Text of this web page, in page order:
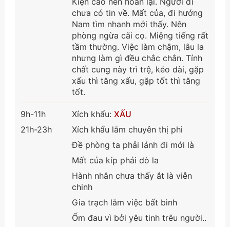
chưa có tin về. Mất của, đi hướng
Nam tìm nhanh mới thấy. Nên
phòng ngừa cãi cọ. Miệng tiếng rất
tầm thường. Việc làm chậm, lâu la
nhưng làm gì đều chắc chắn. Tính
chất cung này trì trệ, kéo dài, gặp
xấu thì tăng xấu, gặp tốt thì tăng
tốt.
9h-11h
21h-23h
Xích khẩu: XẤU
Xích khẩu lắm chuyên thị phi
Đề phòng ta phải lánh đi mới là
Mất của kíp phải dò la
Hành nhân chưa thấy ắt là viễn
chinh
Gia trạch lắm việc bất bình
Ốm đau vì bởi yêu tinh trêu người..